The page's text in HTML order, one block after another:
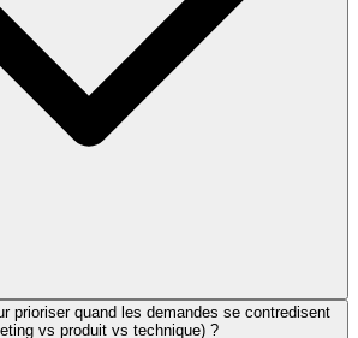
prioriser quand les demandes se contredisent
vs produit vs technique) ?